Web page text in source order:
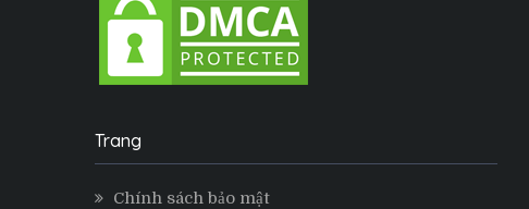
viết
Trang
Chính sách bảo mật